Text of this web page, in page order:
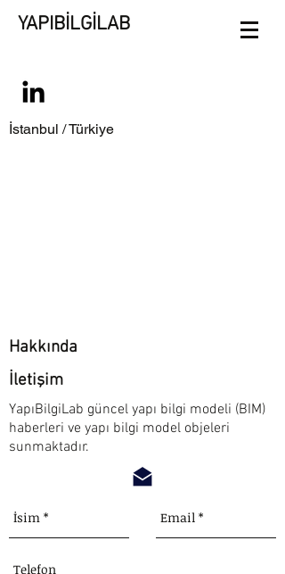
YAPIBİLGİLAB
İstanbul / Türkiye
Hakkında
İletişim
YapıBilgiLab güncel yapı bilgi modeli (BIM)
haberleri ve yapı bilgi model objeleri
sunmaktadır.